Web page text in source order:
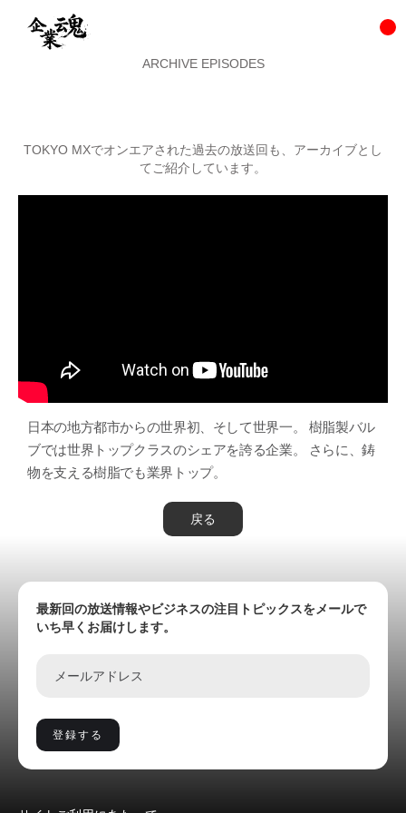
ARCHIVE EPISODES
TOKYO MXでオンエアされた過去の放送回も、アーカイブとし
てご紹介しています。
日本の地方都市からの世界初、そして世界一。 樹脂製バル
ブでは世界トップクラスのシェアを誇る企業。 さらに、鋳
物を支える樹脂でも業界トップ。
戻る
最新回の放送情報やビジネスの注目トピックスをメールで
いち早くお届けします。